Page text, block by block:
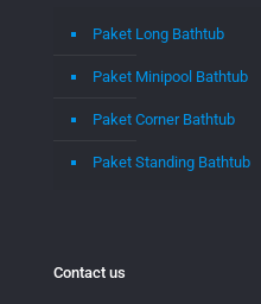
Paket Long Bathtub
Paket Minipool Bathtub
Paket Corner Bathtub
Paket Standing Bathtub
Contact us